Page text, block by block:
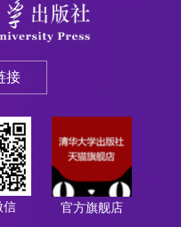
接
信 官方旗舰店